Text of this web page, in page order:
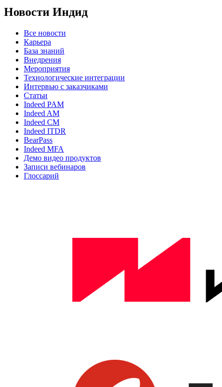
Новости Индид
Все новости
Карьера
База знаний
Внедрения
Мероприятия
Технологические интеграции
Интервью с заказчиками
Статьи
Indeed PAM
Indeed AM
Indeed CM
Indeed ITDR
BearPass
Indeed MFA
Демо видео продуктов
Записи вебинаров
Глоссарий